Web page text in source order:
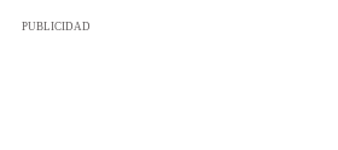
PUBLICIDAD